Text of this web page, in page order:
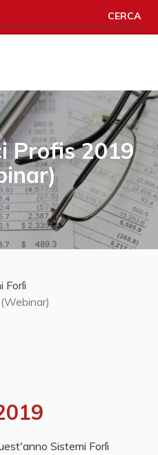
CERCA
Profis 2019
Forlì
Sistemi Forlì